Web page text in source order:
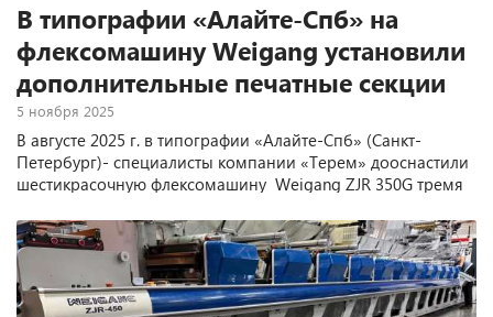
В типографии «Алайте-Спб» на
флексомашину Weigang установили
дополнительные печатные секции
5 ноября 2025
В августе 2025 г. в типографии «Алайте-Спб» (Санкт-
Петербург)- специалисты компании «Терем» дооснастили
шестикрасочную флексомашину Weigang ZJR 350G тремя